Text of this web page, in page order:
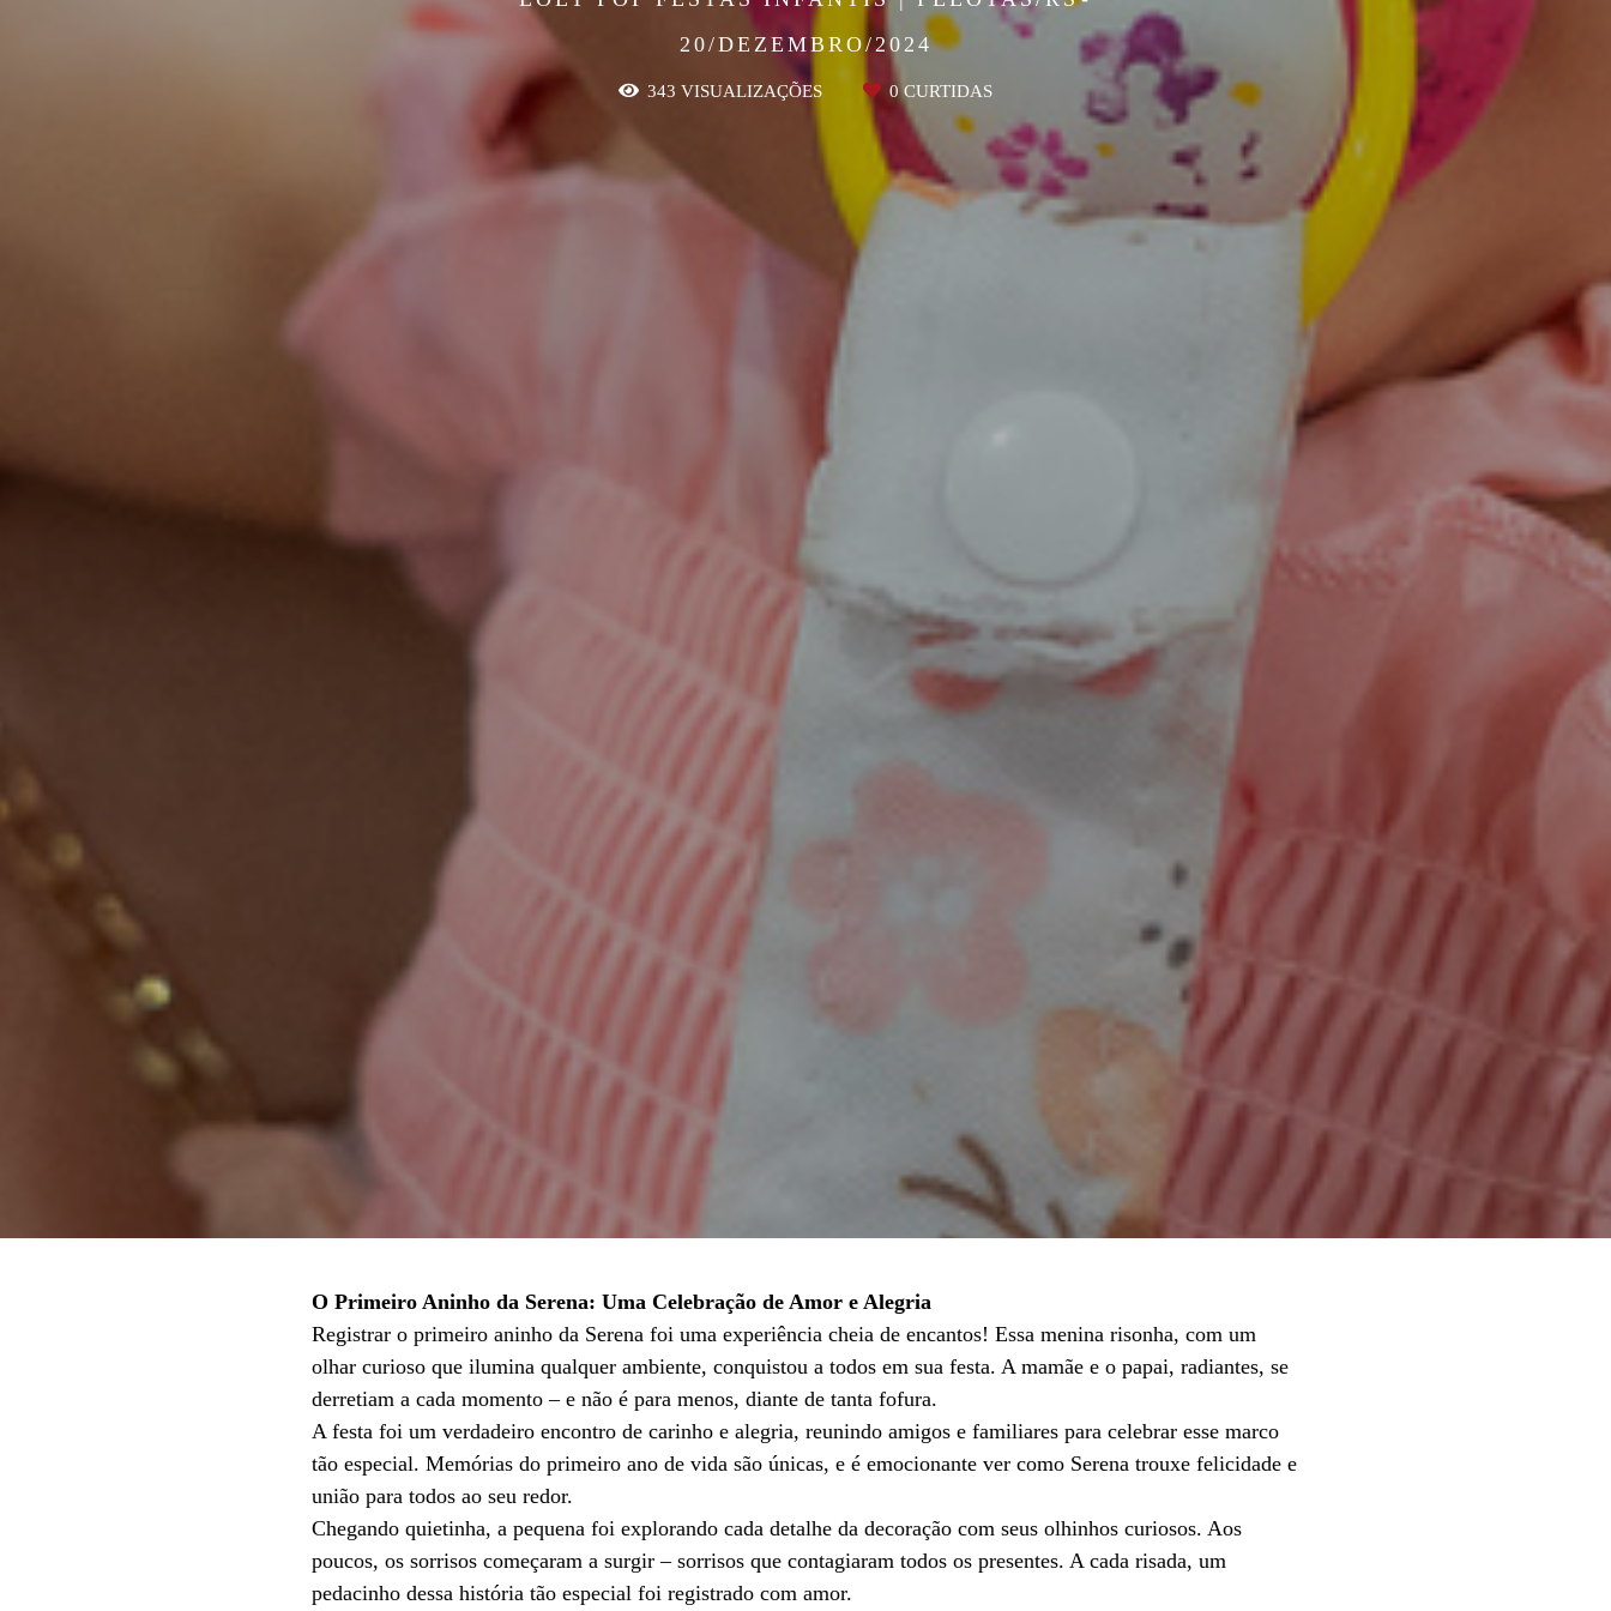
20/DEZEMBRO/2024
343 VISUALIZAÇÕES 0 CURTIDAS
O Primeiro Aninho da Serena: Uma Celebração de Amor e Alegria
Registrar o primeiro aninho da Serena foi uma experiência cheia de encantos! Essa menina risonha, com um
olhar curioso que ilumina qualquer ambiente, conquistou a todos em sua festa. A mamãe e o papai, radiantes, se
derretiam a cada momento – e não é para menos, diante de tanta fofura.
A festa foi um verdadeiro encontro de carinho e alegria, reunindo amigos e familiares para celebrar esse marco
tão especial. Memórias do primeiro ano de vida são únicas, e é emocionante ver como Serena trouxe felicidade e
união para todos ao seu redor.
Chegando quietinha, a pequena foi explorando cada detalhe da decoração com seus olhinhos curiosos. Aos
poucos, os sorrisos começaram a surgir – sorrisos que contagiaram todos os presentes. A cada risada, um
pedacinho dessa história tão especial foi registrado com amor.